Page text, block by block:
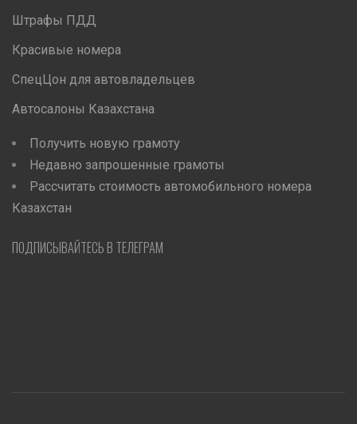
Штрафы ПДД
Красивые номера
СпецЦон для автовладельцев
Автосалоны Казахстана
Получить новую грамоту
Недавно запрошенные грамоты
Рассчитать стоимость автомобильного номера
Казахстан
ПОДПИСЫВАЙТЕСЬ В ТЕЛЕГРАМ